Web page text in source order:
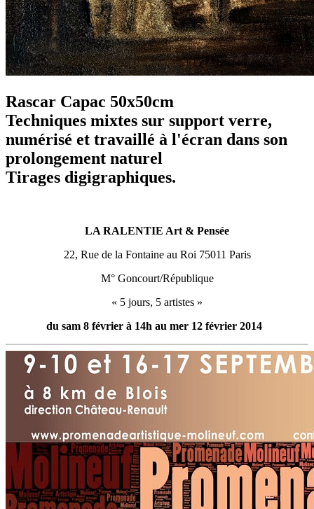
Rascar Capac 50x50cm
Techniques mixtes sur support verre,
numérisé et travaillé à l'écran dans son
prolongement naturel
Tirages digigraphiques.
LA RALENTIE Art & Pensée
22, Rue de la Fontaine au Roi 75011 Paris
M° Goncourt/République
« 5 jours, 5 artistes »
du sam 8 février à 14h au mer 12 février 2014